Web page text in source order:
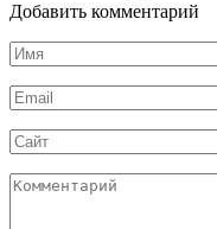
Добавить комментарий
Имя
Email
Сайт
Комментарий